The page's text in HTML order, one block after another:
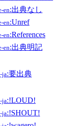
en:出典なし
en:Unref
en:References
en:出典明記
ja:要出典
ja:!LOUD!
ja:!SHOUT!